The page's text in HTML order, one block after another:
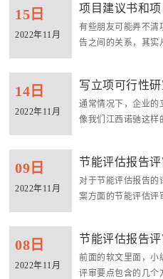
15日
2022年11月
项目建议书和
的联系...
有些朋友可能弄不清
告之间的关系，其实
14日
2022年11月
写立项可行性
料？
通常情况下，企业的
像我们江西诺驰这样
09日
2022年11月
节能评估报告
评估评...
对于节能评估报告的
案方面的节能评估评
08日
2022年11月
节能评估报告
前面的软文里面，小
评审要点包含的几个